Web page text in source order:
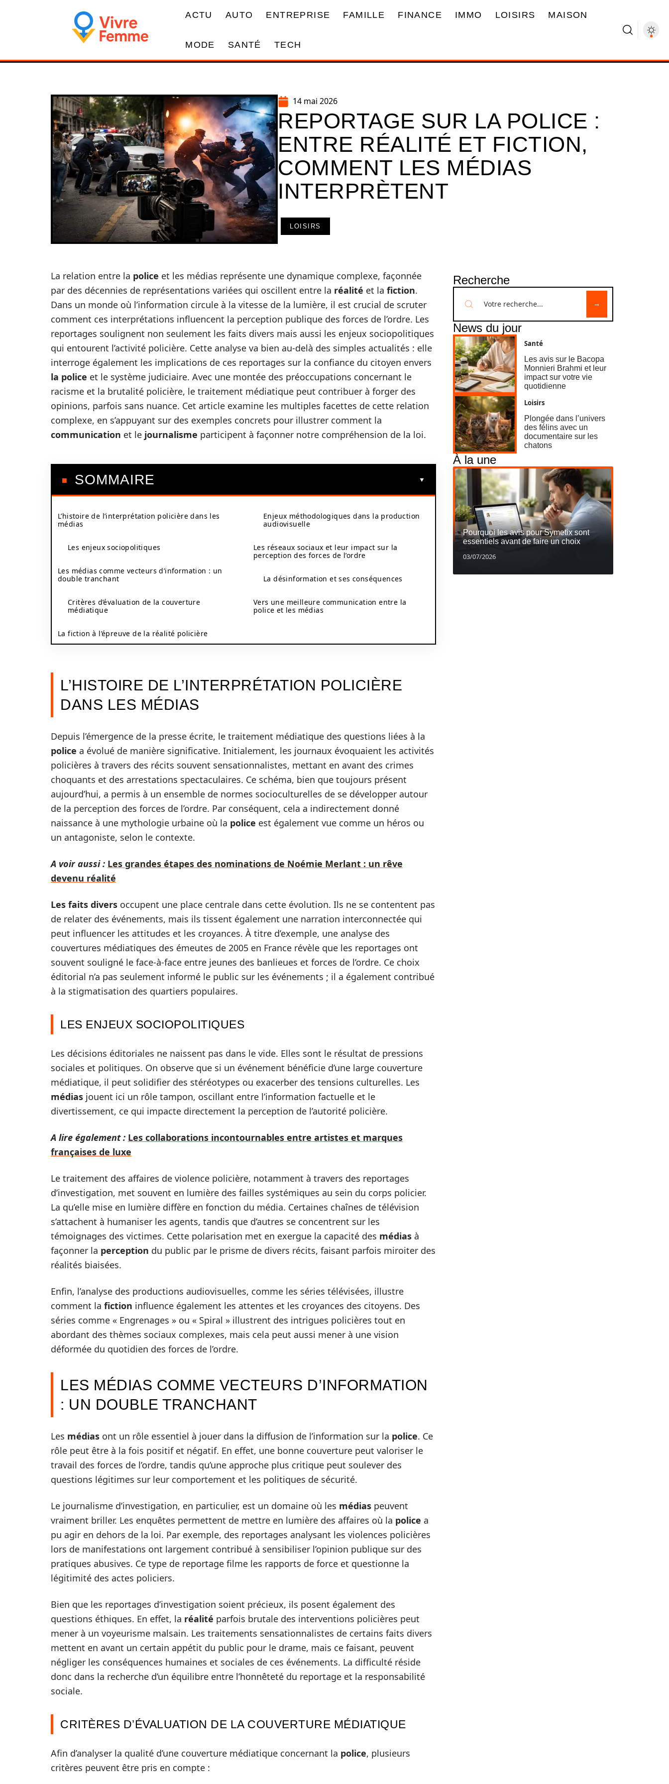
ACTU AUTO ENTREPRISE FAMILLE FINANCE IMMO LOISIRS MAISON
MODE SANTÉ TECH
14 mai 2026
REPORTAGE SUR LA POLICE :
ENTRE RÉALITÉ ET FICTION,
COMMENT LES MÉDIAS
INTERPRÈTENT
LOISIRS
La relation entre la police et les médias représente une dynamique complexe, façonnée
par des décennies de représentations variées qui oscillent entre la réalité et la fiction.
Dans un monde où l’information circule à la vitesse de la lumière, il est crucial de scruter
comment ces interprétations influencent la perception publique des forces de l’ordre. Les
reportages soulignent non seulement les faits divers mais aussi les enjeux sociopolitiques
qui entourent l’activité policière. Cette analyse va bien au-delà des simples actualités : elle
interroge également les implications de ces reportages sur la confiance du citoyen envers
la police et le système judiciaire. Avec une montée des préoccupations concernant le
racisme et la brutalité policière, le traitement médiatique peut contribuer à forger des
opinions, parfois sans nuance. Cet article examine les multiples facettes de cette relation
complexe, en s’appuyant sur des exemples concrets pour illustrer comment la
communication et le journalisme participent à façonner notre compréhension de la loi.
SOMMAIRE
L’histoire de l’interprétation policière dans les
médias
Les enjeux sociopolitiques
Les médias comme vecteurs d’information : un
double tranchant
Critères d’évaluation de la couverture
médiatique
La fiction à l’épreuve de la réalité policière
Enjeux méthodologiques dans la production
audiovisuelle
Les réseaux sociaux et leur impact sur la
perception des forces de l’ordre
La désinformation et ses conséquences
Vers une meilleure communication entre la
police et les médias
L’HISTOIRE DE L’INTERPRÉTATION POLICIÈRE
DANS LES MÉDIAS
Depuis l’émergence de la presse écrite, le traitement médiatique des questions liées à la
police a évolué de manière significative. Initialement, les journaux évoquaient les activités
policières à travers des récits souvent sensationnalistes, mettant en avant des crimes
choquants et des arrestations spectaculaires. Ce schéma, bien que toujours présent
aujourd’hui, a permis à un ensemble de normes socioculturelles de se développer autour
de la perception des forces de l’ordre. Par conséquent, cela a indirectement donné
naissance à une mythologie urbaine où la police est également vue comme un héros ou
un antagoniste, selon le contexte.
A voir aussi : Les grandes étapes des nominations de Noémie Merlant : un rêve
devenu réalité
Les faits divers occupent une place centrale dans cette évolution. Ils ne se contentent pas
de relater des événements, mais ils tissent également une narration interconnectée qui
peut influencer les attitudes et les croyances. À titre d’exemple, une analyse des
couvertures médiatiques des émeutes de 2005 en France révèle que les reportages ont
souvent souligné le face-à-face entre jeunes des banlieues et forces de l’ordre. Ce choix
éditorial n’a pas seulement informé le public sur les événements ; il a également contribué
à la stigmatisation des quartiers populaires.
LES ENJEUX SOCIOPOLITIQUES
Les décisions éditoriales ne naissent pas dans le vide. Elles sont le résultat de pressions
sociales et politiques. On observe que si un événement bénéficie d’une large couverture
médiatique, il peut solidifier des stéréotypes ou exacerber des tensions culturelles. Les
médias jouent ici un rôle tampon, oscillant entre l’information factuelle et le
divertissement, ce qui impacte directement la perception de l’autorité policière.
A lire également : Les collaborations incontournables entre artistes et marques
françaises de luxe
Le traitement des affaires de violence policière, notamment à travers des reportages
d’investigation, met souvent en lumière des failles systémiques au sein du corps policier.
La qu’elle mise en lumière diffère en fonction du média. Certaines chaînes de télévision
s’attachent à humaniser les agents, tandis que d’autres se concentrent sur les
témoignages des victimes. Cette polarisation met en exergue la capacité des médias à
façonner la perception du public par le prisme de divers récits, faisant parfois miroiter des
réalités biaisées.
Enfin, l’analyse des productions audiovisuelles, comme les séries télévisées, illustre
comment la fiction influence également les attentes et les croyances des citoyens. Des
séries comme « Engrenages » ou « Spiral » illustrent des intrigues policières tout en
abordant des thèmes sociaux complexes, mais cela peut aussi mener à une vision
déformée du quotidien des forces de l’ordre.
LES MÉDIAS COMME VECTEURS D’INFORMATION
: UN DOUBLE TRANCHANT
Les médias ont un rôle essentiel à jouer dans la diffusion de l’information sur la police. Ce
rôle peut être à la fois positif et négatif. En effet, une bonne couverture peut valoriser le
travail des forces de l’ordre, tandis qu’une approche plus critique peut soulever des
questions légitimes sur leur comportement et les politiques de sécurité.
Le journalisme d’investigation, en particulier, est un domaine où les médias peuvent
vraiment briller. Les enquêtes permettent de mettre en lumière des affaires où la police a
pu agir en dehors de la loi. Par exemple, des reportages analysant les violences policières
lors de manifestations ont largement contribué à sensibiliser l’opinion publique sur des
pratiques abusives. Ce type de reportage filme les rapports de force et questionne la
légitimité des actes policiers.
Bien que les reportages d’investigation soient précieux, ils posent également des
questions éthiques. En effet, la réalité parfois brutale des interventions policières peut
mener à un voyeurisme malsain. Les traitements sensationnalistes de certains faits divers
mettent en avant un certain appétit du public pour le drame, mais ce faisant, peuvent
négliger les conséquences humaines et sociales de ces événements. La difficulté réside
donc dans la recherche d’un équilibre entre l’honnêteté du reportage et la responsabilité
sociale.
CRITÈRES D’ÉVALUATION DE LA COUVERTURE MÉDIATIQUE
Afin d’analyser la qualité d’une couverture médiatique concernant la police, plusieurs
critères peuvent être pris en compte :
Recherche
News du jour
Santé
Les avis sur le Bacopa
Monnieri Brahmi et leur
impact sur votre vie
quotidienne
Loisirs
Plongée dans l’univers
des félins avec un
documentaire sur les
chatons
À la une
Pourquoi les avis pour Symetix sont
essentiels avant de faire un choix
03/07/2026